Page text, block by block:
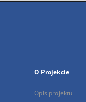
O Projekcie
Opis projektu